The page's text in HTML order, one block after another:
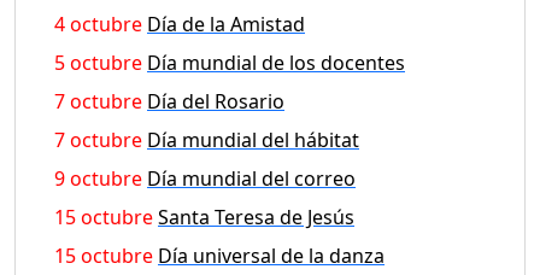
4 octubre Día de la Amistad
5 octubre Día mundial de los docentes
7 octubre Día del Rosario
7 octubre Día mundial del hábitat
9 octubre Día mundial del correo
15 octubreSanta Teresa de Jesús
15 octubre Día universal de la danza